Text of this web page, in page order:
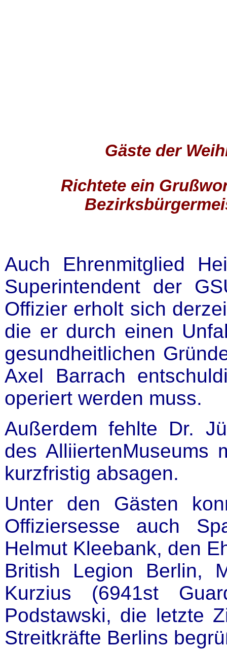
Gäste der
Richtete ein
Auch Ehrenmitglied
Superintendent der
Offizier erholt sich
die er durch einen
gesundheitlichen
Axel Barrach
operiert werden muss.
Außerdem fehlte Dr.
des AlliiertenMuseums
kurzfristig absagen.
Unter den Gästen
Offiziersesse auch
Helmut Kleebank, den
British Legion Berlin,
Kurzius (6941st
Podstawski, die letzte
Streitkräfte Berlins